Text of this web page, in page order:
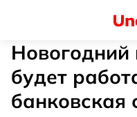
Новогодний
будет
банковская